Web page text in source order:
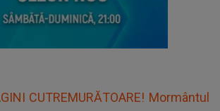
CUTREMURĂTOARE! Mormântul